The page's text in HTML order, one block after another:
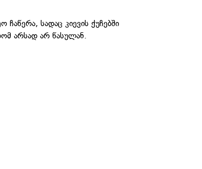
სადაც კიევის ქუჩებში
არსად არ წასულან.